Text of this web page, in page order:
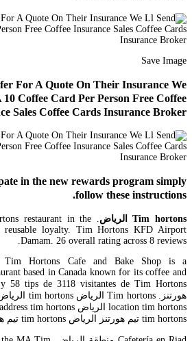
Save Image
For A Quote On Their Insurance We
10 Coffee Card Per Person Free Coffee
Sales Coffee Cards Insurance Broker
in the new rewards program simply
follow these instructions.
Tim hortons الرياض
restaurant in the
reusable loyalty. Tim Hortons KFD Airport
Damam. 26 overall rating across 8 reviews.
Tim Hortons Cafe and Bake Shop is a
based in Canada known for its coffee and
tim hortons تيم هورتنز الرياض tim hortons تيم هورتنز محمد فليح الرياض.